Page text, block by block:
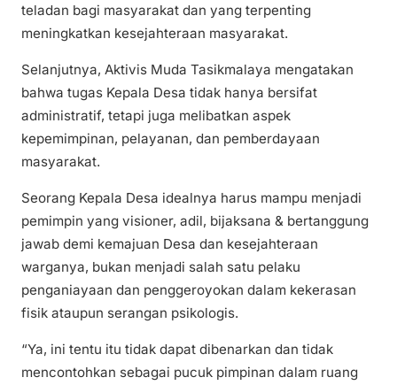
teladan bagi masyarakat dan yang terpenting
meningkatkan kesejahteraan masyarakat.
Selanjutnya, Aktivis Muda Tasikmalaya mengatakan
bahwa tugas Kepala Desa tidak hanya bersifat
administratif, tetapi juga melibatkan aspek
kepemimpinan, pelayanan, dan pemberdayaan
masyarakat.
Seorang Kepala Desa idealnya harus mampu menjadi
pemimpin yang visioner, adil, bijaksana & bertanggung
jawab demi kemajuan Desa dan kesejahteraan
warganya, bukan menjadi salah satu pelaku
penganiayaan dan penggeroyokan dalam kekerasan
fisik ataupun serangan psikologis.
“Ya, ini tentu itu tidak dapat dibenarkan dan tidak
mencontohkan sebagai pucuk pimpinan dalam ruang